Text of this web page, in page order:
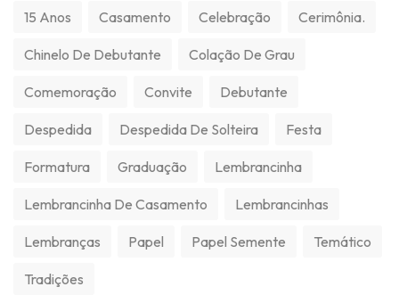
15 Anos Casamento Celebração Cerimônia.
Chinelo De Debutante Colação De Grau
Comemoração Convite Debutante
Despedida Despedida De Solteira Festa
Formatura Graduação Lembrancinha
Lembrancinha De Casamento Lembrancinhas
Lembranças Papel Papel Semente Temático
Tradições